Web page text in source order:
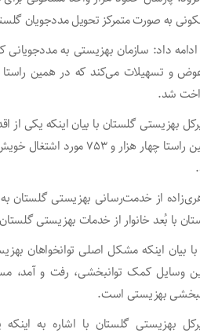
به صورت متمرکز تحویل مددجویان
داد: سازمان بهزیستی به
شد.
بهزیستی گلستان با بیان اینکه یکی
همین راستا چهار هزار
با بُعد خانوار از خدمات بهزیستی
بیان اینکه مشکل اصلی توانخواهان
وسایل کمک توانبخشی، رفت و آمد،
بهزیستی است.